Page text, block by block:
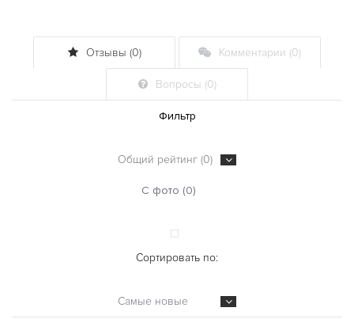
Отзывы (0) Комментарии (0)
Вопросы (0)
Фильтр
Общий рейтинг (0)
С фото (0)
Сортировать по:
Самые новые